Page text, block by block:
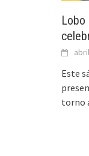
Este
torno